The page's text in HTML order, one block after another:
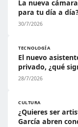
La nueva
para tu día a
30/7/2026
TECNOLOGÍA
El nuevo
privado, ¿qué
28/7/2026
CULTURA
¿Quieres ser
García abren